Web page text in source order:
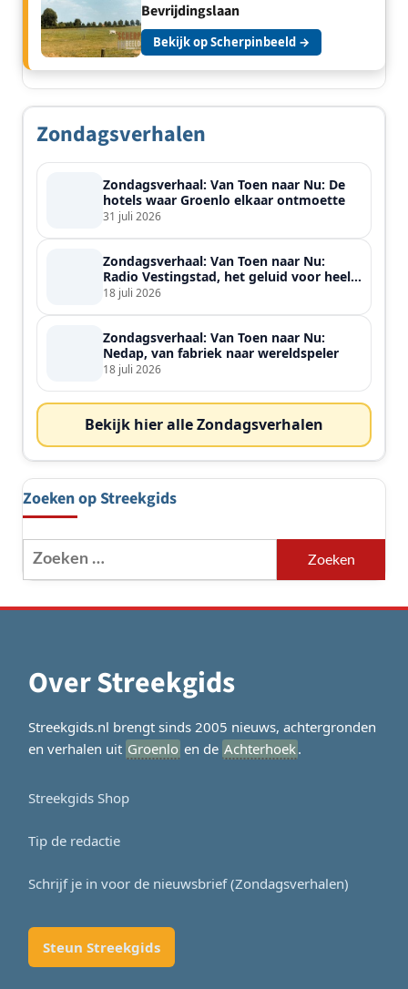
Bevrijdingslaan
Bekijk op Scherpinbeeld →
Zondagsverhalen
Zondagsverhaal: Van Toen naar Nu: De
hotels waar Groenlo elkaar ontmoette
31 juli 2026
Zondagsverhaal: Van Toen naar Nu:
Radio Vestingstad, het geluid voor heel
de streek
18 juli 2026
Zondagsverhaal: Van Toen naar Nu:
Nedap, van fabriek naar wereldspeler
18 juli 2026
Bekijk hier alle Zondagsverhalen
Zoeken op Streekgids
Zoeken
naar:
Over Streekgids
Streekgids.nl brengt sinds 2005 nieuws, achtergronden
en verhalen uit Groenlo en de Achterhoek.
Streekgids Shop
Tip de redactie
Schrijf je in voor de nieuwsbrief (Zondagsverhalen)
Steun Streekgids